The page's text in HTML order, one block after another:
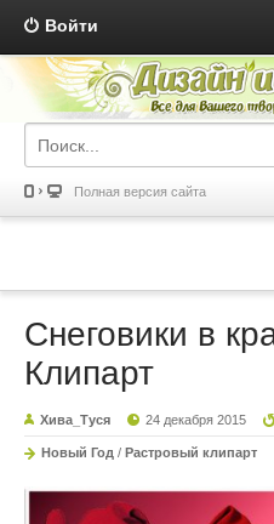
Войти
Полная версия сайта
Снеговики в
Клипарт
Хива_Туся 24 декабря 2015
Новый Год / Растровый клипарт